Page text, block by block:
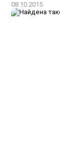
08.10.2015